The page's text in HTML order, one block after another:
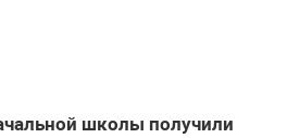
школы получили